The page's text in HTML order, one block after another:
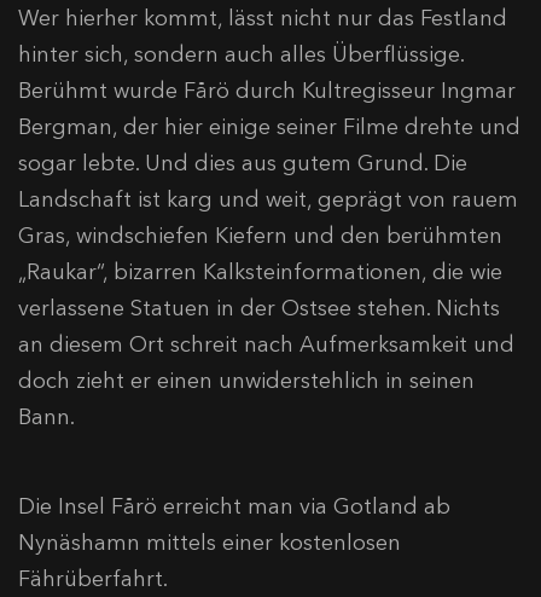
Wer hierher kommt, lässt nicht nur das Festland
hinter sich, sondern auch alles Überflüssige.
Berühmt wurde Fårö durch Kultregisseur Ingmar
Bergman, der hier einige seiner Filme drehte und
sogar lebte. Und dies aus gutem Grund. Die
Landschaft ist karg und weit, geprägt von rauem
Gras, windschiefen Kiefern und den berühmten
„Raukar“, bizarren Kalksteinformationen, die wie
verlassene Statuen in der Ostsee stehen. Nichts
an diesem Ort schreit nach Aufmerksamkeit und
doch zieht er einen unwiderstehlich in seinen
Bann.
Die Insel Fårö erreicht man via Gotland ab
Nynäshamn mittels einer kostenlosen
Fährüberfahrt.